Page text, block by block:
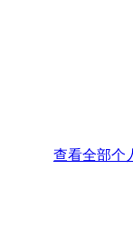
查看全部个